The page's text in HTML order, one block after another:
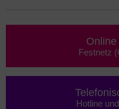
Festnetz
Hotline